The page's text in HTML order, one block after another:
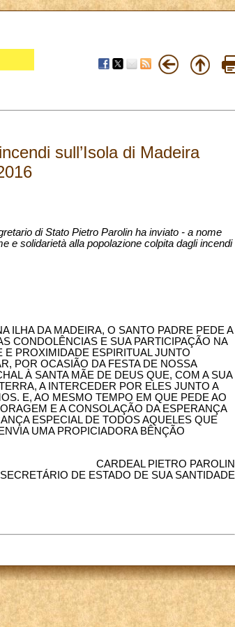
sull’Isola di Madeira
di Stato Pietro Parolin ha inviato - a nome
e solidarietà alla popolazione colpita dagli incendi
ILHA DA MADEIRA, O SANTO PADRE PEDE A
CONDOLÊNCIAS E SUA PARTICIPAÇÃO NA
PROXIMIDADE ESPIRITUAL JUNTO
POR OCASIÃO DA FESTA DE NOSSA
À SANTA MÃE DE DEUS QUE, COM A SUA
A INTERCEDER POR ELES JUNTO A
E, AO MESMO TEMPO EM QUE PEDE AO
E A CONSOLAÇÃO DA ESPERANÇA
ESPECIAL DE TODOS AQUELES QUE
UMA PROPICIADORA BÊNÇÃO
CARDEAL PIETRO PAROLIN
SECRETÁRIO DE ESTADO DE SUA SANTIDADE